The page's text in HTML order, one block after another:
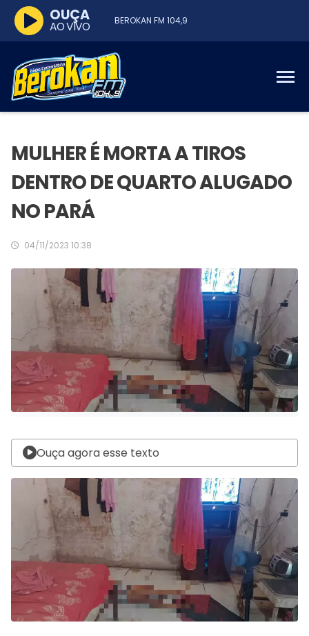
BEROKAN FM 104,9
OUÇA
AO VIVO
MULHER É MORTA A TIROS
DENTRO DE QUARTO ALUGADO
NO PARÁ
04/11/2023 10:38
Ouça agora esse texto